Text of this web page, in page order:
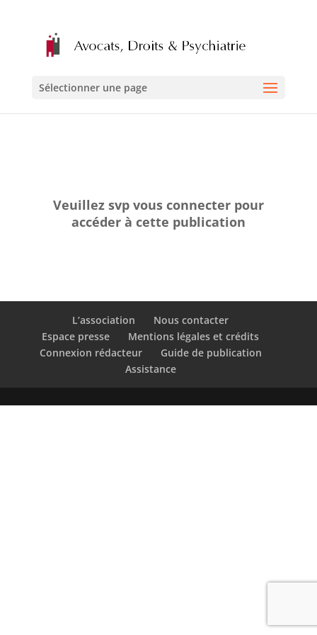
Sélectionner une page
Veuillez svp vous connecter pour
accéder à cette publication
L’association
Nous contacter
Espace presse
Mentions légales et crédits
Connexion rédacteur
Guide de publication
Assistance